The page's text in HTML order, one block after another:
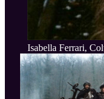
Isabella Ferrari,